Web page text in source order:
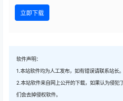
立即下载
软件声明：
1.本站软件均为人工发布，如有错误请联系站长。
2.本站软件来自网上公开的下载，如果认为侵犯
们会去掉侵权软件。